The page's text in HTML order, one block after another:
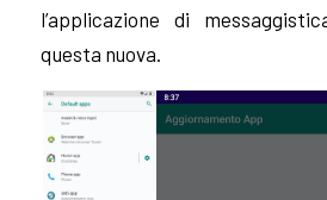
l’applicazione di
questa nuova.